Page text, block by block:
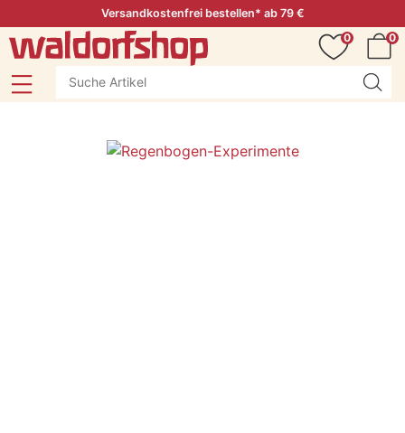
Versandkostenfrei bestellen* ab 79 €
0
0